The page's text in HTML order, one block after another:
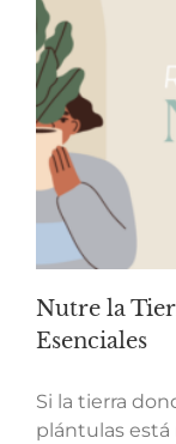
Nutre la
Esenciales
Si la tierra
plántulas